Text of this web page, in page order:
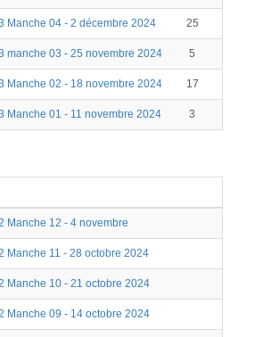
Manche 04 - 2 décembre 2024 25
manche 03 - 25 novembre 2024 5
Manche 02 - 18 novembre 2024 17
Manche 01 - 11 novembre 2024 3
Manche 12 - 4 novembre
Manche 11 - 28 octobre 2024
Manche 10 - 21 octobre 2024
Manche 09 - 14 octobre 2024